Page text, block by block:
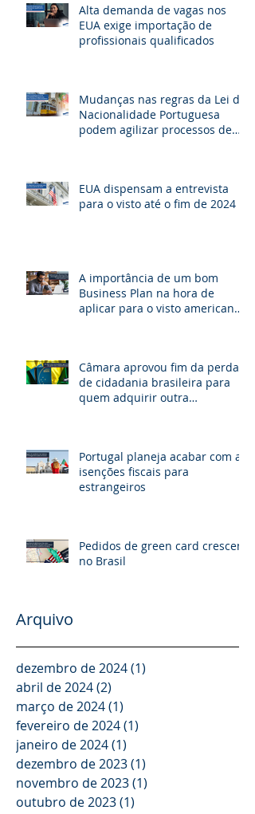
Alta demanda de vagas nos
EUA exige importação de
profissionais qualificados
Mudanças nas regras da Lei de
Nacionalidade Portuguesa
podem agilizar processos de
EUA dispensam a entrevista
para o visto até o fim de 2024
A importância de um bom
Business Plan na hora de
aplicar para o visto americano
Câmara aprovou fim da perda
de cidadania brasileira para
quem adquirir outra
Portugal planeja acabar com as
isenções fiscais para
estrangeiros
Pedidos de green card crescem
no Brasil
Arquivo
dezembro de 2024(1)
abril de 2024(2)
março de 2024(1)
fevereiro de 2024(1)
janeiro de 2024(1)
dezembro de 2023(1)
novembro de 2023(1)
outubro de 2023(1)